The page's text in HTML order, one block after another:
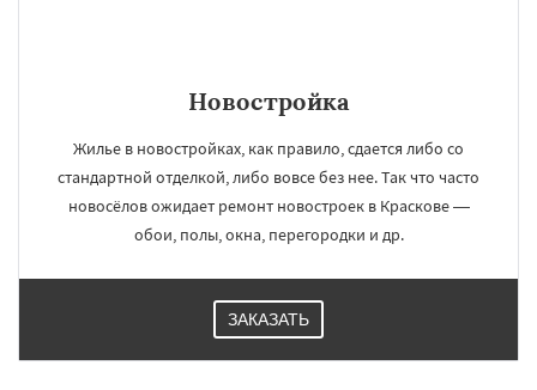
Новостройка
Жилье в новостройках, как правило, сдается либо со
стандартной отделкой, либо вовсе без нее. Так что часто
новосёлов ожидает ремонт новостроек в Краскове —
обои, полы, окна, перегородки и др.
ЗАКАЗАТЬ